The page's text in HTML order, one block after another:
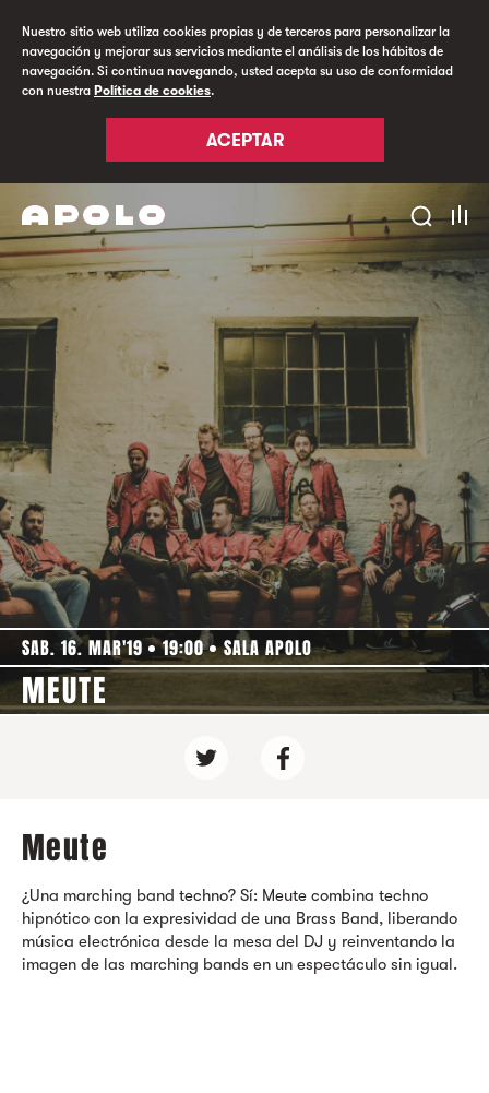
Nuestro sitio web utiliza cookies propias y de terceros para personalizar la
navegación y mejorar sus servicios mediante el análisis de los hábitos de
navegación. Si continua navegando, usted acepta su uso de conformidad
con nuestra Política de cookies.
ACEPTAR
SAB. 16. MAR'19 19:00 SALA APOLO
MEUTE
Meute
¿Una marching band techno? Sí: Meute combina techno
hipnótico con la expresividad de una Brass Band, liberando
música electrónica desde la mesa del DJ y reinventando la
imagen de las marching bands en un espectáculo sin igual.